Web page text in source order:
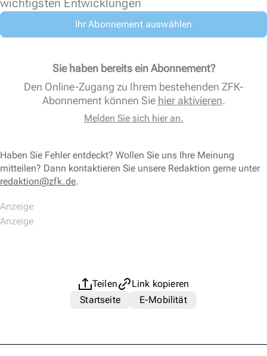
wichtigsten Entwicklungen
Ihr Abonnement auswählen
Sie haben bereits ein Abonnement?
Den Online-Zugang zu Ihrem bestehenden ZFK-
Abonnement können Sie hier aktivieren.
Melden Sie sich hier an.
Haben Sie Fehler entdeckt? Wollen Sie uns Ihre Meinung
mitteilen? Dann kontaktieren Sie unsere Redaktion gerne unter
redaktion@zfk.de.
Teilen
Link kopieren
Startseite
E-Mobilität